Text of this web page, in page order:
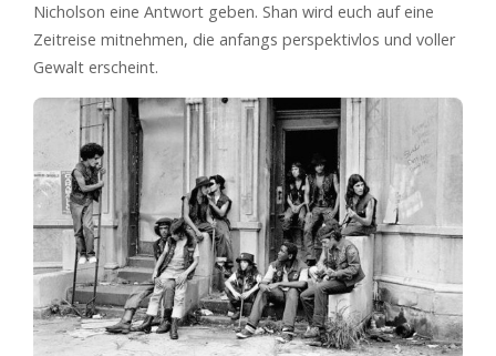
Nicholson eine Antwort geben. Shan wird euch auf eine
Zeitreise mitnehmen, die anfangs perspektivlos und voller
Gewalt erscheint.